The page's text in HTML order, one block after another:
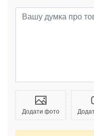
Додати фото